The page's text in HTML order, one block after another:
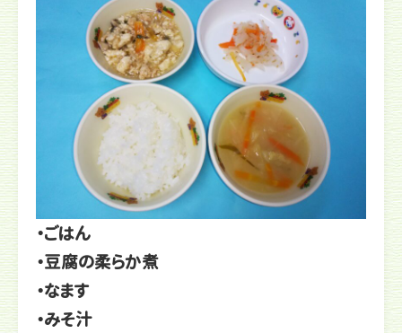
・ごはん
・豆腐の柔らか煮
・なます
・みそ汁